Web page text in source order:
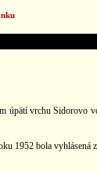
úpätí vrchu
1952 bola